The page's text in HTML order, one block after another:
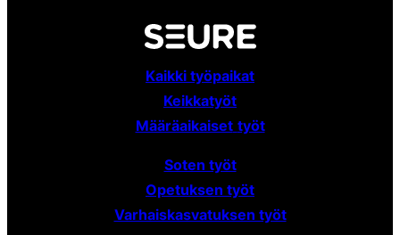
Kaikki työpaikat
Keikkatyöt
Määräaikaiset työt
Soten työt
Opetuksen työt
Varhaiskasvatuksen työt